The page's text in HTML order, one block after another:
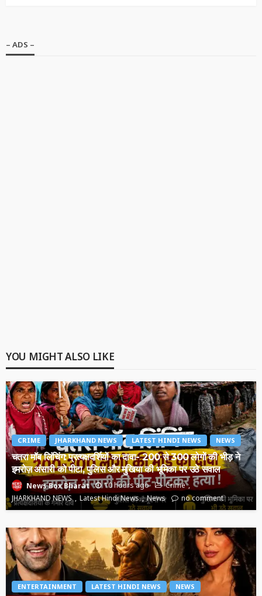
– ADS –
YOU MIGHT ALSO LIKE
CRIME JHARKHAND NEWS LATEST HINDI NEWS NEWS
चतरा मॉब लिंचिंग: प्रत्यक्षदर्शियों का दावा- 200 से 300 लोगों की भीड़ ने
इमरोज़ अंसारी को पीटा, पुलिस और मुखिया की भूमिका पर उठे सवाल
News Box Bharat 10 hours ago
Crime
JHARKHAND NEWS
Latest Hindi News News no comment
ENTERTAINMENT LATEST HINDI NEWS NEWS